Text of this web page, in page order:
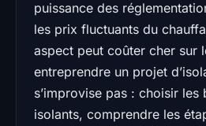
puissance des
les prix fluctuants du
aspect peut coûter cher sur
entreprendre un projet
s’improvise pas : choisir les
isolants, comprendre les